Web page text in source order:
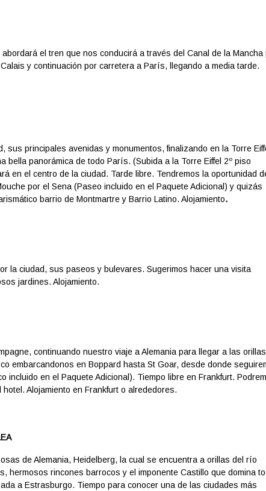
el tren que nos conducirá a través del Canal de la Mancha
y continuación por carretera a París, llegando a media tarde.
sus principales avenidas y monumentos, finalizando en la Torre
bella panorámica de todo París. (Subida a la Torre Eiffel 2º piso
en el centro de la ciudad. Tarde libre. Tendremos la oportunidad
por el Sena (Paseo incluido en el Paquete Adicional) y quizás
barrio de Montmartre y Barrio Latino. Alojamiento.
la ciudad, sus paseos y bulevares. Sugerimos hacer una visita
jardines. Alojamiento.
continuando nuestro viaje a Alemania para llegar a las orillas
embarcandonos en Boppard hasta St Goar, desde donde
incluido en el Paquete Adicional). Tiempo libre en Frankfurt.
Alojamiento en Frankfurt o alrededores.
de Alemania, Heidelberg, la cual se encuentra a orillas del río
hermosos rincones barrocos y el imponente Castillo que domina
a Estrasburgo. Tiempo para conocer una de las ciudades más